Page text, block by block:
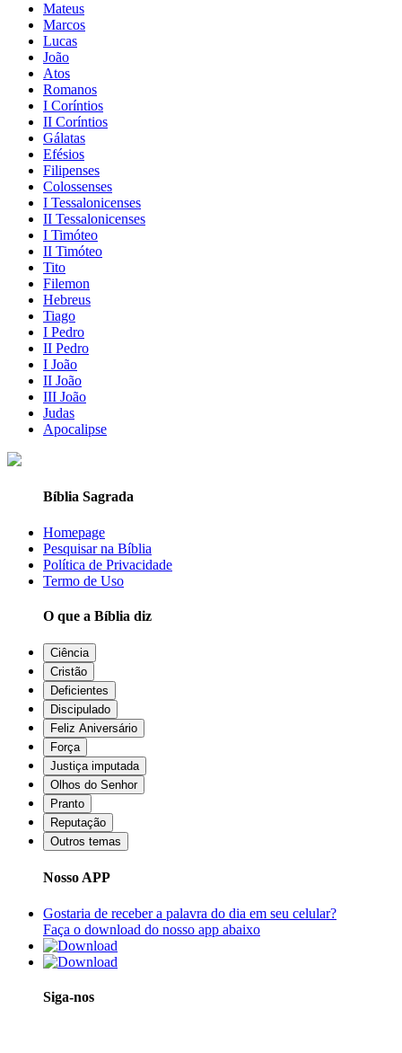
Mateus
Marcos
Lucas
João
Atos
Romanos
I Coríntios
II Coríntios
Gálatas
Efésios
Filipenses
Colossenses
I Tessalonicenses
II Tessalonicenses
I Timóteo
II Timóteo
Tito
Filemon
Hebreus
Tiago
I Pedro
II Pedro
I João
II João
III João
Judas
Apocalipse
Bíblia Sagrada
Homepage
Pesquisar na Bíblia
Política de Privacidade
Termo de Uso
O que a Bíblia diz
Ciência
Cristão
Deficientes
Discipulado
Feliz Aniversário
Força
Justiça imputada
Olhos do Senhor
Pranto
Reputação
Outros temas
Nosso APP
Gostaria de receber a palavra do dia em seu celular?
Faça o download do nosso app abaixo
Siga-nos